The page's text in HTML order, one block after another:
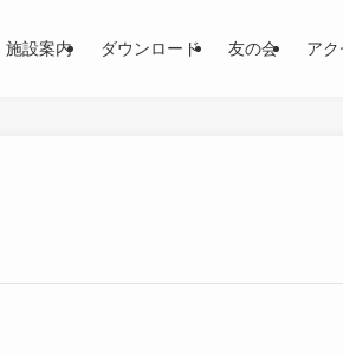
施設案内 ダウンロード 友の会 アク